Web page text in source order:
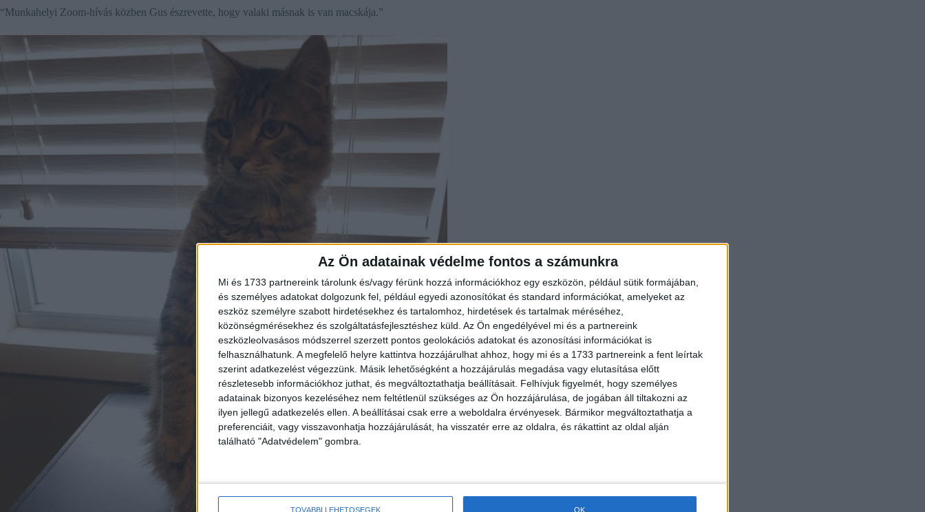
Az Ön adatainak védelme fontos a számunkra
Mi és 1733 partnereink tárolunk és/vagy férünk hozzá információkhoz egy eszközön, például sütik formájában,
és személyes adatokat dolgozunk fel, például egyedi azonosítókat és standard információkat, amelyeket az
eszköz személyre szabott hirdetésekhez és tartalomhoz, hirdetések és tartalmak méréséhez,
közönségmérésekhez és szolgáltatásfejlesztéshez küld. Az Ön engedélyével mi és a partnereink
eszközleolvasásos módszerrel szerzett pontos geolokációs adatokat és azonosítási információkat is
felhasználhatunk. A megfelelő helyre kattintva hozzájárulhat ahhoz, hogy mi és a 1733 partnereink a fent leírtak
szerint adatkezelést végezzünk. Másik lehetőségként a hozzájárulás megadása vagy elutasítása előtt
részletesebb információkhoz juthat, és megváltoztathatja beállításait. Felhívjuk figyelmét, hogy személyes
adatainak bizonyos kezeléséhez nem feltétlenül szükséges az Ön hozzájárulása, de jogában áll tiltakozni az
ilyen jellegű adatkezelés ellen. A beállításai csak erre a weboldalra érvényesek. Bármikor megváltoztathatja a
preferenciáit, vagy visszavonhatja hozzájárulását, ha visszatér erre az oldalra, és rákattint az oldal alján
található "Adatvédelem" gombra.
TOVÁBBI LEHETŐSÉGEK OK
“Munkahelyi Zoom-hívás közben Gus észrevette, hogy valaki másnak is van macskája.”